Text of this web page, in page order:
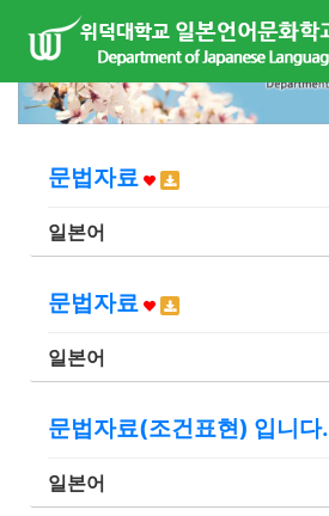
문법자료
일본어
문법자료
일본어
문법자료(조건표현) 입니다.
일본어